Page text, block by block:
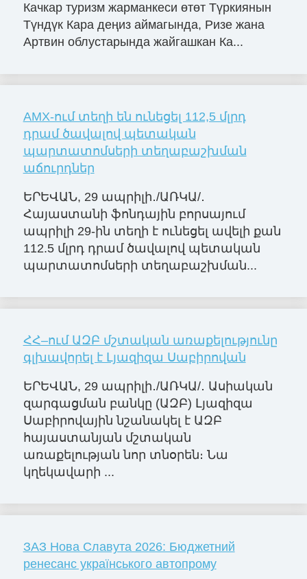
Качкар туризм жарманкеси өтөт Түркиянын
Түндүк Кара деңиз аймагында, Ризе жана
Артвин облустарында жайгашкан Ка...
AMX-ում տեղի են ունեցել 112,5 մլրդ
դրամ ծավալով պետական
պարտատոմսերի տեղաբաշխման
աճուրդներ
ԵՐԵՎԱՆ, 29 ապրիլի․/ԱՌԿԱ/․
Հայաստանի ֆոնդային բորսայում
ապրիլի 29-ին տեղի է ունեցել ավելի քան
112.5 մլրդ դրամ ծավալով պետական
պարտատոմսերի տեղաբաշխման...
ՀՀ–ում ԱԶԲ մշտական առաքելությունը
գլխավորել է Լյազիզա Սաբիրովան
ԵՐԵՎԱՆ, 29 ապրիլի․/ԱՌԿԱ/․ Ասիական
զարգացման բանկը (ԱԶԲ) Լյազիզա
Սաբիրովային նշանակել է ԱԶԲ
հայաստանյան մշտական
առաքելության նոր տնօրեն։ Նա
կղեկավարի ...
ЗАЗ Нова Славута 2026: Бюджетний
ренесанс українського автопрому